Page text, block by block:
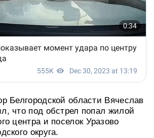
Белгородской области Вячеслав
что под обстрел попал жилой
центра и поселок Уразово
округа.